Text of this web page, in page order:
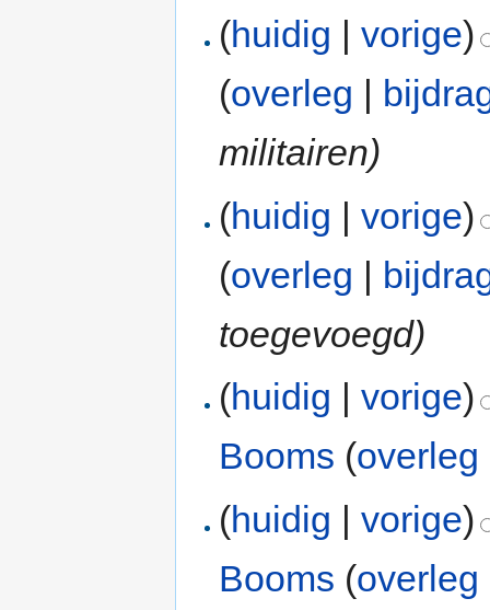
(huidig |vorige)
(overleg
militairen)
(huidig |vorige)
(overleg |
toegevoegd)
(huidig |vorige)
Booms (overleg
(huidig |vorige)
Booms (overleg